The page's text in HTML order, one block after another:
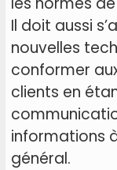
Il doit aussi
nouvelles
conformer
clients en
informations
général.